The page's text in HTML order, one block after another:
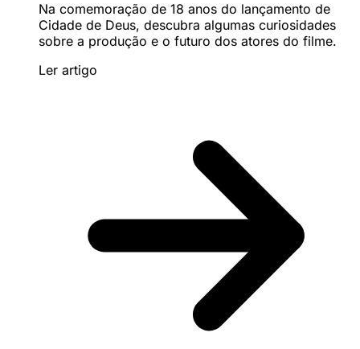
Na comemoração de 18 anos do lançamento de
Cidade de Deus, descubra algumas curiosidades
sobre a produção e o futuro dos atores do filme.
Ler artigo